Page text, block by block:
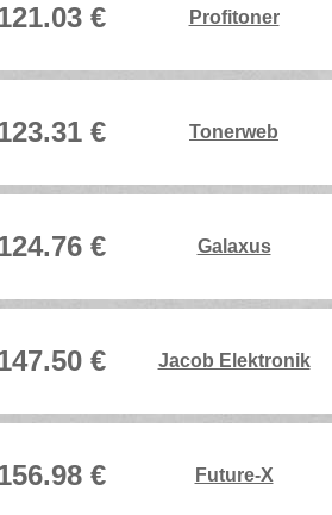
€ Profitoner
€ Tonerweb
€ Galaxus
€ Jacob Elektronik
€ Future-X